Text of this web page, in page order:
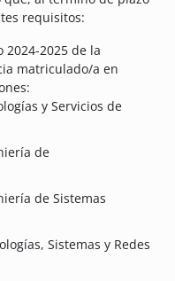
requisitos:
2025 de la
matriculado/a en
y Servicios de
de
de Sistemas
Sistemas y Redes